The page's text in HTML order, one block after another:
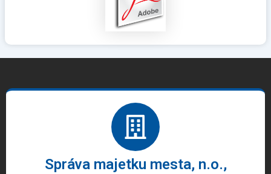
Správa majetku mesta, n.o.,